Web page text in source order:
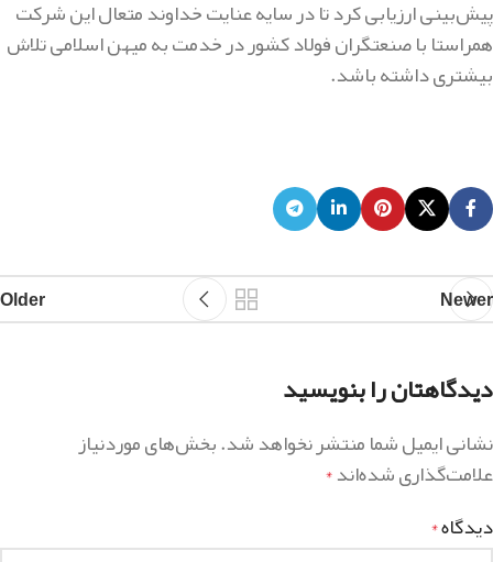
پیش‌بینی ارزیابی کرد تا در سایه عنایت خداوند متعال این شرکت
همراستا با صنعتگران فولاد کشور در خدمت به میهن اسلامی تلاش
بیشتری داشته باشد.
Newer
Older
دیدگاهتان را بنویسید
نشانی ایمیل شما منتشر نخواهد شد.بخش‌های موردنیاز
علامت‌گذاری شده‌اند*
دیدگاه*